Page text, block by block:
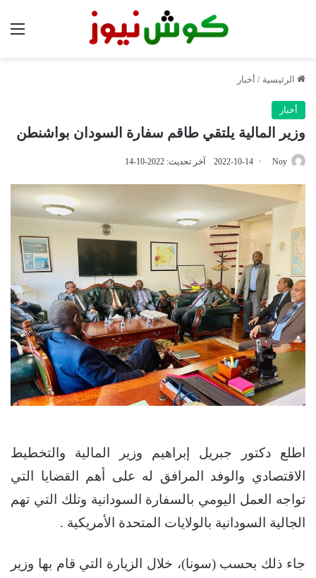
الرئيسية / أخبار
أخبار
وزير المالية يلتقي طاقم سفارة السودان بواشنطن
Noy
2022-10-14 آخر تحديث: 2022-10-14
اطلع دكتور جبريل إبراهيم وزير المالية والتخطيط
الاقتصادي والوفد المرافق له على أهم القضايا التي
تواجه العمل اليومي بالسفارة السودانية وتلك التي تهم
الجالية السودانية بالولايات المتحدة الأمريكية .
جاء ذلك بحسب (سونا)، خلال الزيارة التي قام بها وزير